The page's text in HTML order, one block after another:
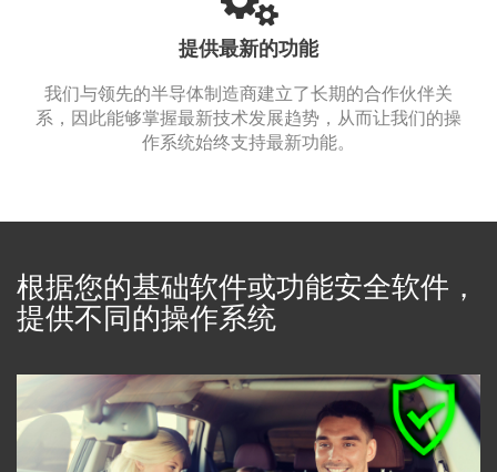
提供最新的功能
我们与领先的半导体制造商建立了长期的合作伙伴关
系，因此能够掌握最新技术发展趋势，从而让我们的操
作系统始终支持最新功能。
根据您的基础软件或功能安全软件，
提供不同的操作系统